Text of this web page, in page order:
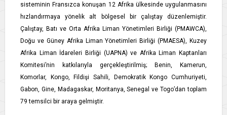
sisteminin Fransızca konuşan 12 Afrika ülkesinde uygulanmasını
hızlandırmaya yönelik alt bölgesel bir çalıştay düzenlemiştir.
Çalıştay, Batı ve Orta Afrika Liman Yönetimleri Birliği (PMAWCA),
Doğu ve Güney Afrika Liman Yönetimleri Birliği (PMAESA), Kuzey
Afrika Liman İdareleri Birliği (UAPNA) ve Afrika Liman Kaptanları
Komitesi’nin katkılarıyla gerçekleştirilmiş; Benin, Kamerun,
Komorlar, Kongo, Fildişi Sahili, Demokratik Kongo Cumhuriyeti,
Gabon, Gine, Madagaskar, Moritanya, Senegal ve Togo’dan toplam
79 temsilci bir araya gelmiştir.